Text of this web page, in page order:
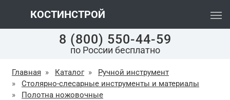
КОСТИНСТРОЙ
8 (800) 550-44-59
по России бесплатно
Главная » Каталог »
Ручной инструмент
»
Столярно-слесарные инструменты и материалы
»
Полотна ножовочные